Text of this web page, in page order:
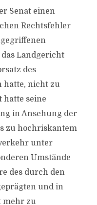
Senat einen
Rechtsfehler
Landgericht
des
hatte, nicht zu
hatte seine
in Ansehung der
zu hochriskantem
unter
Umstände
des durch den
und in
mehr zu